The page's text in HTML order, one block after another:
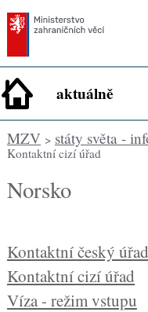
aktuálně
MZV> státy světa -
Kontaktní cizí úřad
Norsko
Kontaktní český úřad
Kontaktní cizí úřad
Víza - režim vstupu